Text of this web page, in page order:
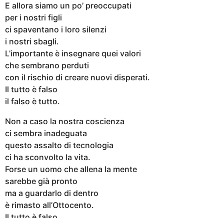
E allora siamo un po’ preoccupati
per i nostri figli
ci spaventano i loro silenzi
i nostri sbagli.
L’importante è insegnare quei valori
che sembrano perduti
con il rischio di creare nuovi disperati.
Il tutto è falso
il falso è tutto.
Non a caso la nostra coscienza
ci sembra inadeguata
questo assalto di tecnologia
ci ha sconvolto la vita.
Forse un uomo che allena la mente
sarebbe già pronto
ma a guardarlo di dentro
è rimasto all’Ottocento.